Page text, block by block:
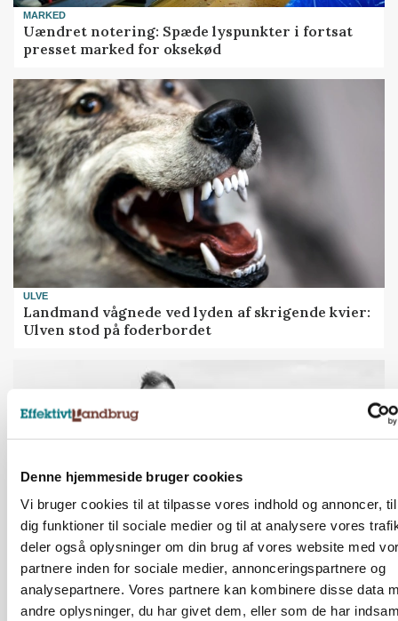
Denne hjemmeside bruger cookies
Vi bruger cookies til at tilpasse vores indhold og annoncer,
dig funktioner til sociale medier og til at analysere vores
deler også oplysninger om din brug af vores website med
partnere inden for sociale medier, annonceringspartnere og
analysepartnere. Vores partnere kan kombinere disse data
andre oplysninger, du har givet dem, eller som de har
MARKED
Uændret notering: Spæde lyspunkter i fortsat
presset marked for oksekød
ULVE
Landmand vågnede ved lyden af skrigende kvier:
Ulven stod på foderbordet
Det er en uskik at udlægge et røgslør om
økoproduktion